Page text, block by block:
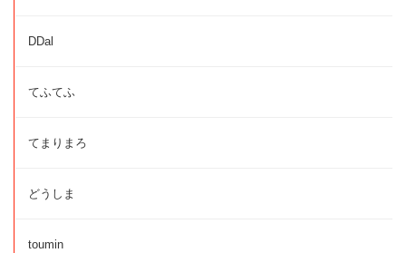
DDal
てふてふ
てまりまろ
どうしま
toumin